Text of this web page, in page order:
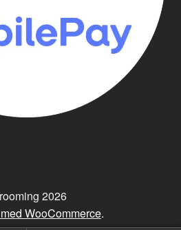
2026
WooCommerce.